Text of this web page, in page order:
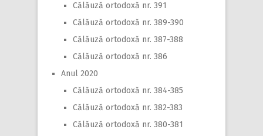
Călăuză ortodoxă nr. 391
Călăuză ortodoxă nr. 389-390
Călăuză ortodoxă nr. 387-388
Călăuză ortodoxă nr. 386
Anul 2020
Călăuză ortodoxă nr. 384-385
Călăuză ortodoxă nr. 382-383
Călăuză ortodoxă nr. 380-381